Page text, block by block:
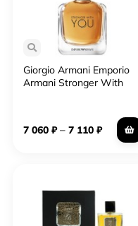
Giorgio Armani Emporio
Armani Stronger With
7 060 ₽– 7 110 ₽